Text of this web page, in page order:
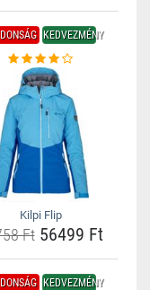
KEDVEZMÉNY
Kilpi Flip
Ft56499 Ft
KEDVEZMÉNY